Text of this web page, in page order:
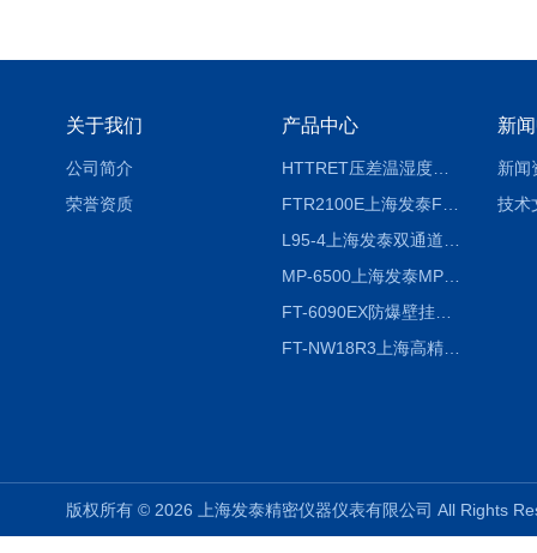
关于我们
公司简介
荣誉资质
产品中心
HTTRET压差温湿度显示屏
MP-6500上海发泰MP-6500 压力记录器
FT-6090EX防爆壁挂式沼气分析检测仪
FT-NW18R3上海高精度温度记录仪
新
新闻
技术
版权所有 © 2026 上海发泰精密仪器仪表有限公司 All